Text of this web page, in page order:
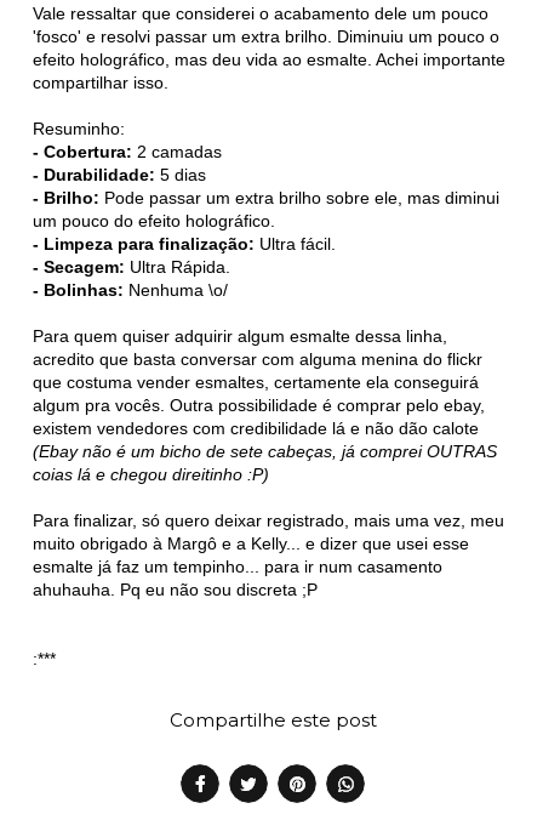
Vale ressaltar que considerei o acabamento dele um pouco
'fosco' e resolvi passar um extra brilho. Diminuiu um pouco o
efeito holográfico, mas deu vida ao esmalte. Achei importante
compartilhar isso.
Resuminho:
- Cobertura: 2 camadas
- Durabilidade: 5 dias
- Brilho: Pode passar um extra brilho sobre ele, mas diminui
um pouco do efeito holográfico.
- Limpeza para finalização: Ultra fácil.
- Secagem: Ultra Rápida.
- Bolinhas: Nenhuma \o/
Para quem quiser adquirir algum esmalte dessa linha,
acredito que basta conversar com alguma menina do flickr
que costuma vender esmaltes, certamente ela conseguirá
algum pra vocês. Outra possibilidade é comprar pelo ebay,
existem vendedores com credibilidade lá e não dão calote
(Ebay não é um bicho de sete cabeças, já comprei OUTRAS
coias lá e chegou direitinho :P)
Para finalizar, só quero deixar registrado, mais uma vez, meu
muito obrigado à Margô e a Kelly... e dizer que usei esse
esmalte já faz um tempinho... para ir num casamento
ahuhauha. Pq eu não sou discreta ;P
:***
Compartilhe este post